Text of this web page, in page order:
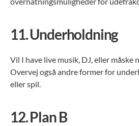
11.Underholdning
Vil I have live musik, DJ, eller måske
Overvej også andre former for
eller spil.
12.Plan B